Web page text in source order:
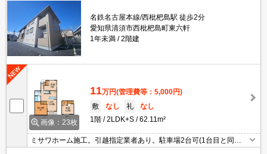
名鉄名古屋本線/西枇杷島駅 徒歩2分
愛知県清須市西枇杷島町東六軒
1年未満
2階建
画像：23枚
11万円(管理費等：5,000円)
敷
なし 礼
なし
1階
2LDK+S 62.11m²
ミサワホーム施工。引越指定業者あり。駐車場2台可(1台目と同
額)。全世帯の駐車場にEV専用充電設備あり。